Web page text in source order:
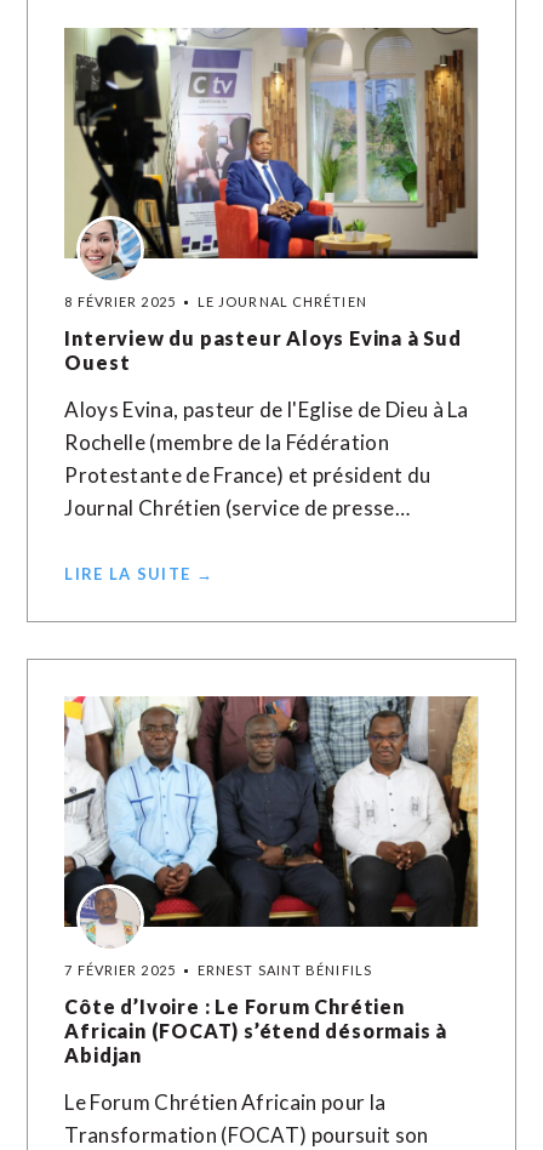
8 FÉVRIER 2025 LE JOURNAL CHRÉTIEN
Interview du pasteur Aloys Evina à Sud
Ouest
Aloys Evina, pasteur de l'Eglise de Dieu à La
Rochelle (membre de la Fédération
Protestante de France) et président du
Journal Chrétien (service de presse…
LIRE LA SUITE →
7 FÉVRIER 2025 ERNEST SAINT BÉNIFILS
Côte d’Ivoire : Le Forum Chrétien
Africain (FOCAT) s’étend désormais à
Abidjan
Le Forum Chrétien Africain pour la
Transformation (FOCAT) poursuit son